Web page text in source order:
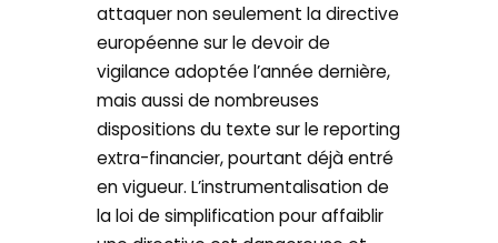
attaquer non seulement la directive
européenne sur le devoir de
vigilance adoptée l’année dernière,
mais aussi de nombreuses
dispositions du texte sur le reporting
extra-financier, pourtant déjà entré
en vigueur. L’instrumentalisation de
la loi de simplification pour affaiblir